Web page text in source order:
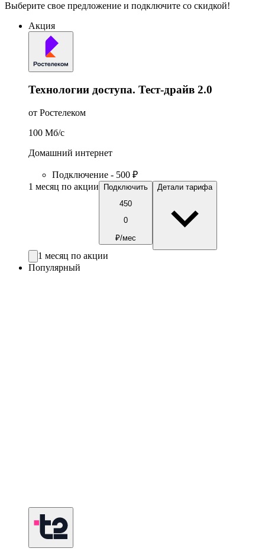
Выберите свое предложение и подключите со скидкой!
Акция
Технологии доступа. Тест-драйв 2.0
от Ростелеком
100 Мб/c
Домашний интернет
Подключение - 500 ₽
1 месяц по акции
Подключить
450
0
₽/мес
Детали тарифа
1 месяц по акции
Популярный